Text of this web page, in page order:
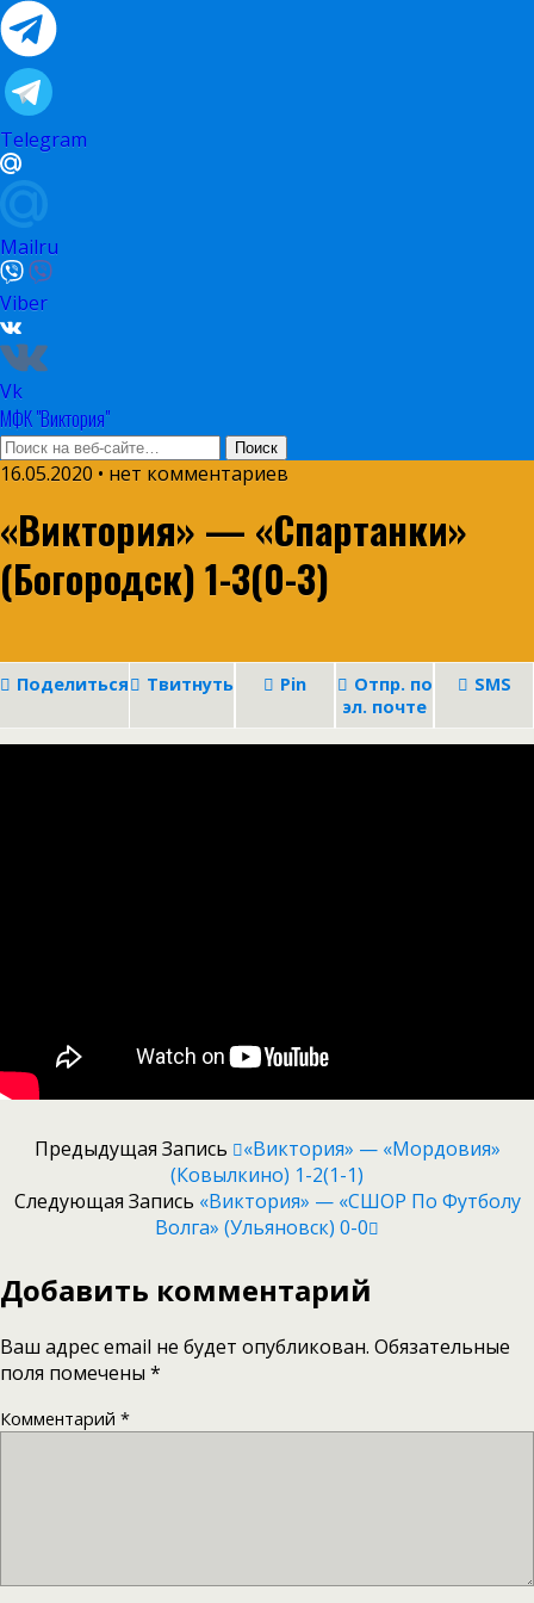
Telegram
Mailru
Viber
Vk
МФК "Виктория"
16.05.2020 • нет комментариев
«Виктория» — «Спартанки»
(Богородск) 1-3(0-3)
Поделиться Твитнуть Pin
Отпр. по
эл. почте
SMS
Предыдущая Запись
«Виктория» — «Мордовия»
(Ковылкино) 1-2(1-1)
Следующая Запись «Виктория» — «СШОР По Футболу
Волга» (Ульяновск) 0-0
Добавить комментарий
Ваш адрес email не будет опубликован. Обязательные
поля помечены *
Комментарий *